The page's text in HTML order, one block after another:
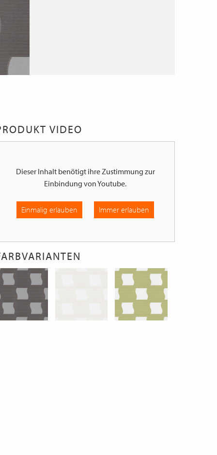
VIDEO
Dieser Inhalt benötigt ihre Zustimmung zur
Einbindung vonYoutube.
Einmalig erlauben Immer erlauben